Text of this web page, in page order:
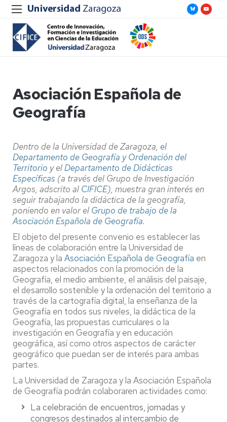
Asociación Española de
Geografía
Dentro de la Universidad de Zaragoza, el
Departamento de Geografía y Ordenación del
Territorio y elDepartamento de Didácticas
Específicas (a través del Grupo de Investigación
Argos, adscrito al CIFICE), muestra gran interés en
seguir trabajando la didáctica de la geografía,
poniendo en valor el Grupo de trabajo de la
Asociación Española de Geografía.
El objeto del presente convenio es establecer las
líneas de colaboración entre la Universidad de
Zaragoza y la Asociación Española de Geografía en
aspectos relacionados con la promoción de la
Geografía, el medio ambiente, el análisis del paisaje,
el desarrollo sostenible y la ordenación del territorio a
través de la cartografía digital, la enseñanza de la
Geografía en todos sus niveles, la didáctica de la
Geografía, las propuestas curriculares o la
investigación en Geografía y en educación
geográfica, así como otros aspectos de carácter
geográfico que puedan ser de interés para ambas
partes.
La Universidad de Zaragoza y la Asociación Española
de Geografía podrán colaboraren actividades como:
La celebración de encuentros, jornadas y
congresos destinados al intercambio de